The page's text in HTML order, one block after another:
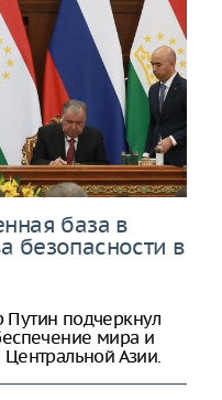
база в
безопасности в
Путин подчеркнул
мира и
Азии.